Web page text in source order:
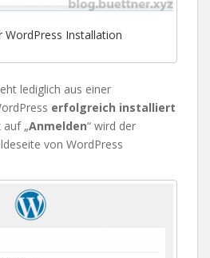
WordPress Installation
lediglich aus einer
erfolgreich installiert
„Anmelden“ wird der
von WordPress